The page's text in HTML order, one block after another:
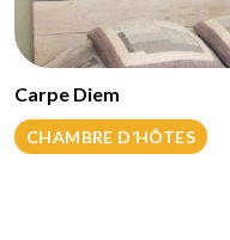
Carpe Diem
CHAMBRE D’HÔTES